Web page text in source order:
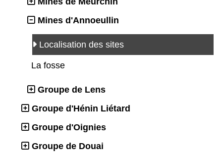
Mines d'Annoeullin
Localisation des sites
La fosse
Groupe de Lens
Groupe d'Hénin Liétard
Groupe d'Oignies
Groupe de Douai